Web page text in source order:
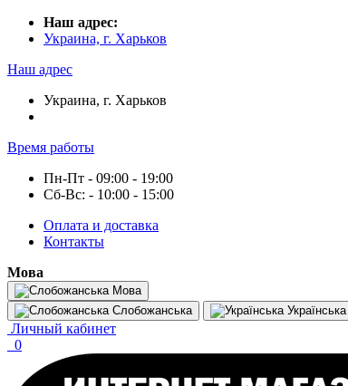
Наш адрес:
Украина, г. Харьков
Наш адрес
Украина, г. Харьков
Время работы
Пн-Пт - 09:00 - 19:00
Сб-Вс: - 10:00 - 15:00
Оплата и доставка
Контакты
Мова
Мова
Слобожанська
Українська
Личный кабинет
0